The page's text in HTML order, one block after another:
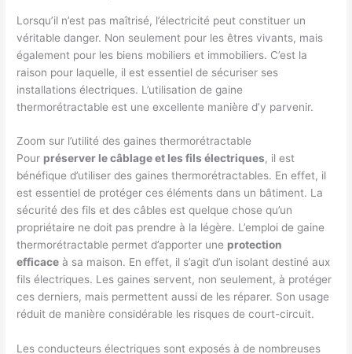
Lorsqu’il n’est pas maîtrisé, l’électricité peut constituer un
véritable danger. Non seulement pour les êtres vivants, mais
également pour les biens mobiliers et immobiliers. C’est la
raison pour laquelle, il est essentiel de sécuriser ses
installations électriques. L’utilisation de gaine
thermorétractable est une excellente manière d’y parvenir.
Zoom sur l’utilité des gaines thermorétractable
Pour préserver le câblage et les fils électriques, il est
bénéfique d’utiliser des gaines thermorétractables. En effet, il
est essentiel de protéger ces éléments dans un bâtiment. La
sécurité des fils et des câbles est quelque chose qu’un
propriétaire ne doit pas prendre à la légère. L’emploi de gaine
thermorétractable permet d’apporter une protection
efficace à sa maison. En effet, il s’agit d’un isolant destiné aux
fils électriques. Les gaines servent, non seulement, à protéger
ces derniers, mais permettent aussi de les réparer. Son usage
réduit de manière considérable les risques de court-circuit.
Les conducteurs électriques sont exposés à de nombreuses